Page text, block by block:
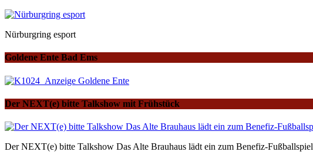
Nürburgring esport
Goldene Ente Bad Ems
Der NEXT(e) bitte Talkshow mit Frühstück
Der NEXT(e) bitte Talkshow Das Alte Brauhaus lädt ein zum Benefiz-Fußballspiel